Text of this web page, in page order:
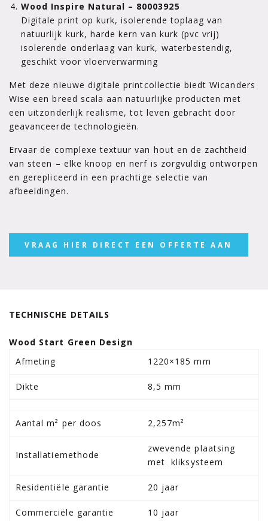
Wood Inspire Natural – 80003925
Digitale print op kurk, isolerende toplaag van
natuurlijk kurk, harde kern van kurk (pvc vrij)
isolerende onderlaag van kurk, waterbestendig,
geschikt voor vloerverwarming
Met deze nieuwe digitale printcollectie biedt Wicanders
Wise een breed scala aan natuurlijke producten met
een uitzonderlijk realisme, tot leven gebracht door
geavanceerde technologieën.
Ervaar de complexe textuur van hout en de zachtheid
van steen – elke knoop en nerf is zorgvuldig ontworpen
en gerepliceerd in een prachtige selectie van
afbeeldingen.
VRAAG HIER DIRECT EEN OFFERTE AAN
TECHNISCHE DETAILS
Wood Start Green Design
Afmeting
1220×185 mm
Dikte 8,5 mm
Aantal m² per doos 2,257m²
Installatiemethode
zwevende plaatsing
met kliksysteem
Residentiële garantie 20 jaar
Commerciële garantie 10 jaar